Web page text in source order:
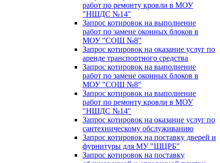
работ по ремонту кровли в МОУ
"НШДС №14"
Запрос котировок на выполнение
работ по замене оконных блоков в
МОУ "СОШ №8"
Запрос котировок на оказание услуг по
аренде транспортного средства
Запрос котировок на выполнение
работ по замене оконных блоков в
МОУ "СОШ №8"
Запрос котировок на выполнение
работ по ремонту кровли в МОУ
"НШДС №14"
Запрос котировок на оказание услуг по
сантехническому обслуживанию
Запрос котировок на поставку дверей и
фурнитуры для МУ "ШЦРБ"
Запрос котировок на поставку